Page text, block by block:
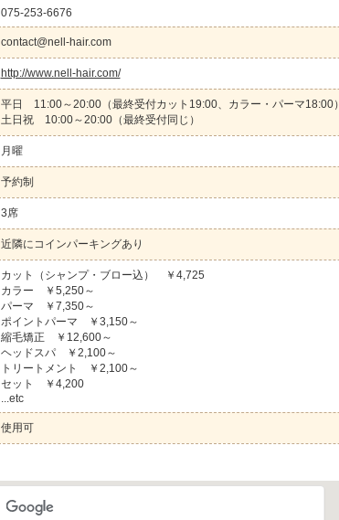
075-253-6676
contact@nell-hair.com
http://www.nell-hair.com/
平日 11:00～20:00（最終受付カット19:00、カラー・パーマ18:00）
土日祝 10:00～20:00（最終受付同じ）
月曜
予約制
3席
近隣にコインパーキングあり
カット（シャンプ・ブロー込） ￥4,725
カラー ￥5,250～
パーマ ￥7,350～
ポイントパーマ ￥3,150～
縮毛矯正 ￥12,600～
ヘッドスパ ￥2,100～
トリートメント ￥2,100～
セット ￥4,200
...etc
使用可